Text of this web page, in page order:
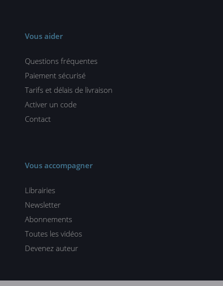
Vous aider
Questions fréquentes
Paiement sécurisé
Tarifs et délais de livraison
Activer un code
Contact
Vous accompagner
Librairies
Newsletter
Abonnements
Toutes les vidéos
Devenez auteur